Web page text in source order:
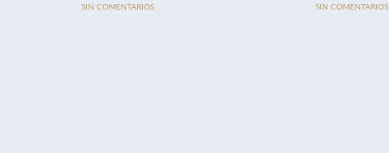
SIN COMENTARIOS SIN COMENTARIOS